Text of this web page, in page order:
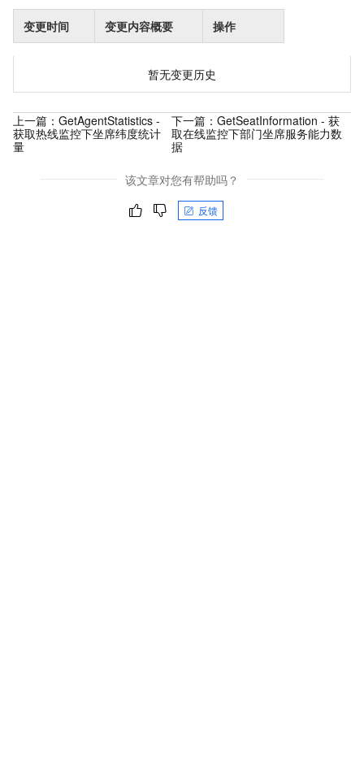
变更时间 变更内容概要 操作
暂无变更历史
上一篇： GetAgentStatistics -
获取热线监控下坐席纬度统计
量
下一篇：GetSeatInformation - 获
取在线监控下部门坐席服务能力数
据
该文章对您有帮助吗？
反馈